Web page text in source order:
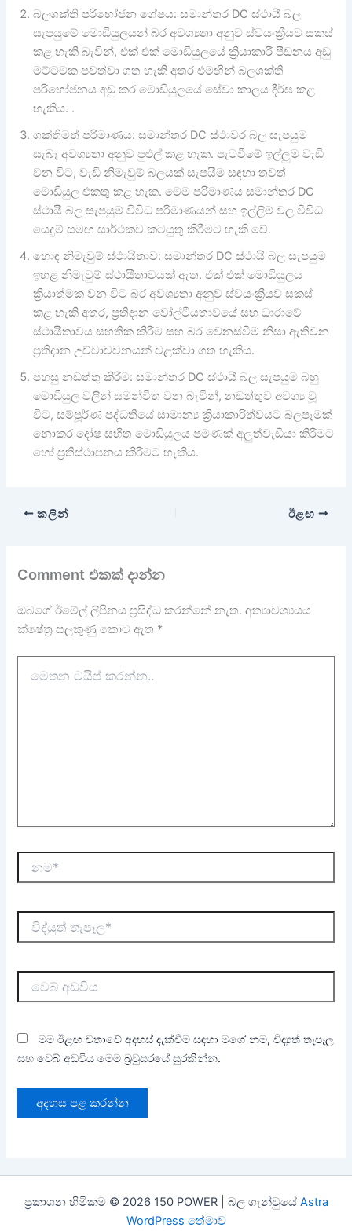
බලශක්ති පරිභෝජන ශේෂය: සමාන්තර DC ස්ථායී බල
සැපයුමේ මොඩියුලයන් බර අවශ්‍යතා අනුව ස්වයංක්‍රීයව සකස්
කළ හැකි බැවින්, එක් එක් මොඩියුලයේ ක්‍රියාකාරී පීඩනය අඩු
මට්ටමක පවත්වා ගත හැකි අතර එමඟින් බලශක්ති
පරිභෝජනය අඩු කර මොඩියුලයේ සේවා කාලය දීර්ඝ කළ
හැකිය. .
ශක්තිමත් පරිමාණය: සමාන්තර DC ස්ථාවර බල සැපයුම
සැබෑ අවශ්‍යතා අනුව පුළුල් කළ හැක. පැටවීමේ ඉල්ලුම වැඩි
වන විට, වැඩි නිමැවුම් බලයක් සැපයීම සඳහා තවත්
මොඩියුල එකතු කළ හැක. මෙම පරිමාණය සමාන්තර DC
ස්ථායී බල සැපයුම් විවිධ පරිමාණයන් සහ ඉල්ලීම් වල විවිධ
යෙදුම් සමඟ සාර්ථකව කටයුතු කිරීමට හැකි වේ.
හොඳ නිමැවුම් ස්ථායිතාව: සමාන්තර DC ස්ථායී බල සැපයුම
ඉහළ නිමැවුම් ස්ථායීතාවයක් ඇත. එක් එක් මොඩියුලය
ක්‍රියාත්මක වන විට බර අවශ්‍යතා අනුව ස්වයංක්‍රීයව සකස්
කළ හැකි අතර, ප්‍රතිදාන වෝල්ටීයතාවයේ සහ ධාරාවේ
ස්ථායීතාවය සහතික කිරීම සහ බර වෙනස්වීම් නිසා ඇතිවන
ප්‍රතිදාන උච්චාවචනයන් වළක්වා ගත හැකිය.
පහසු නඩත්තු කිරීම: සමාන්තර DC ස්ථායී බල සැපයුම බහු
මොඩියුල වලින් සමන්විත වන බැවින්, නඩත්තුව අවශ්‍ය වූ
විට, සම්පූර්ණ පද්ධතියේ සාමාන්‍ය ක්‍රියාකාරිත්වයට බලපෑමක්
නොකර දෝෂ සහිත මොඩියුලය පමණක් අලුත්වැඩියා කිරීමට
හෝ ප්‍රතිස්ථාපනය කිරීමට හැකිය.
කලින් ඊළඟ
Comment එකක් දාන්න
ඔබගේ ඊමේල් ලිපිනය ප්‍රසිද්ධ කරන්නේ නැත. අත්‍යාවශ්‍යයය
ක්ෂේත්‍ර සලකුණු කොට ඇත *
ටයිප්
තැපෑල*
අඩවිය
මම ඊළඟ වතාවේ අදහස් දැක්වීම සඳහා මගේ නම, විද්‍යුත් තැපෑල
සහ වෙබ් අඩවිය මෙම බ්‍රවුසරයේ සුරකින්න.
ප්‍රකාශන හිමිකම © 2026 150 POWER | බල ගැන්වුයේ Astra
WordPress තේමාව